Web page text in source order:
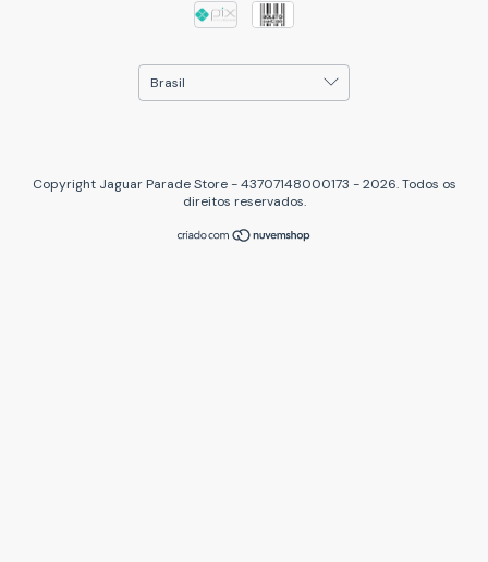
Copyright Jaguar Parade Store - 43707148000173 - 2026. Todos os
direitos reservados.